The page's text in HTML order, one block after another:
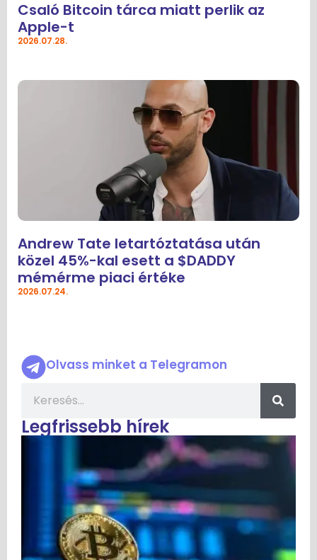
Csaló Bitcoin tárca miatt perlik az
Apple-t
2026.07.28.
Andrew Tate letartóztatása után
közel 45%-kal esett a $DADDY
mémérme piaci értéke
2026.07.24.
Olvass minket a Telegramon
Legfrissebb hírek